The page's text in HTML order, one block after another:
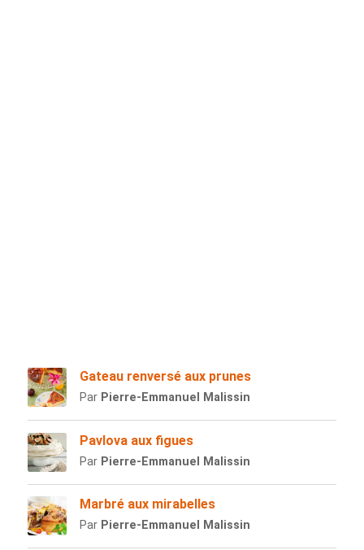
Gateau renversé aux prunes
Par Pierre-Emmanuel Malissin
Pavlova aux figues
Par Pierre-Emmanuel Malissin
Marbré aux mirabelles
Par Pierre-Emmanuel Malissin